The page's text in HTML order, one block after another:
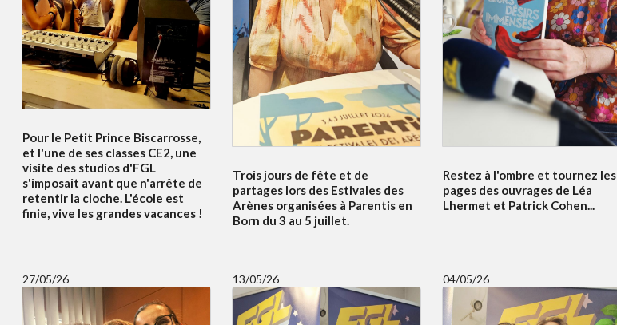
Pour le Petit Prince Biscarrosse,
et l'une de ses classes CE2, une
visite des studios d'FGL
s'imposait avant que n'arrête de
retentir la cloche. L'école est
finie, vive les grandes vacances !
Trois jours de fête et de
partages lors des Estivales des
Arènes organisées à Parentis en
Born du 3 au 5 juillet.
Restez à l'ombre et tournez les
pages des ouvrages de Léa
Lhermet et Patrick Cohen...
27/05/26 13/05/26 04/05/26